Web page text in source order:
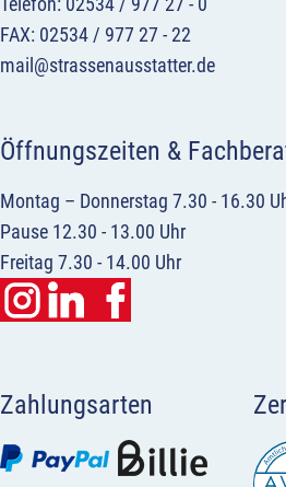
FAX: 02534 / 977 27 - 22
mail@strassenausstatter.de
Öffnungszeiten &
Montag – Donnerstag 7.30 - 16.30
Pause 12.30 - 13.00 Uhr
Freitag 7.30 - 14.00 Uhr
Zahlungsarten